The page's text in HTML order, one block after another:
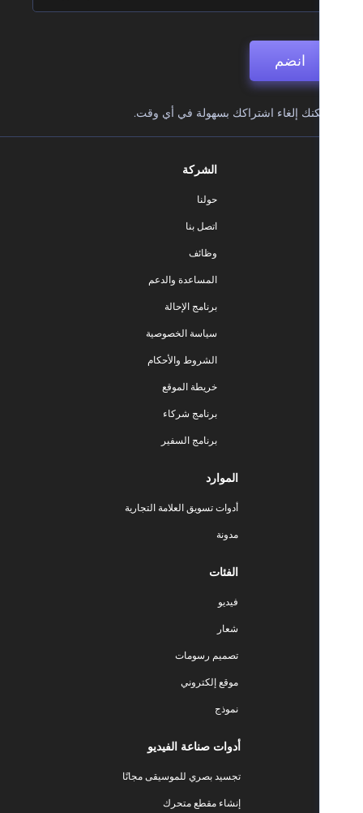
إلغاء اشتراكك بسهولة في أي وقت.
المساعدة والدعم
برنامج الإحالة
سياسة الخصوصية
الشروط والأحكام
خريطة الموقع
برنامج شركاء
برنامج السفير
أدوات تسويق العلامة التجارية
تصميم رسومات
موقع إلكتروني
أدوات صناعة الفيديو
تجسيد بصري للموسيقى مجانًا
إنشاء مقطع متحرك